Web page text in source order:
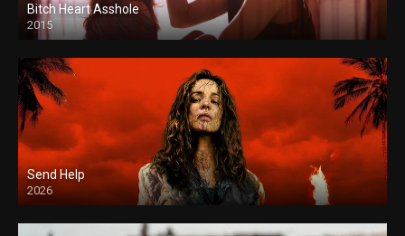
Bitch Heart Asshole
2015
Send Help
2026